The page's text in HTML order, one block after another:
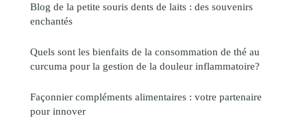
Blog de la petite souris dents de laits : des souvenirs
enchantés
Quels sont les bienfaits de la consommation de thé au
curcuma pour la gestion de la douleur inflammatoire?
Façonnier compléments alimentaires : votre partenaire
pour innover